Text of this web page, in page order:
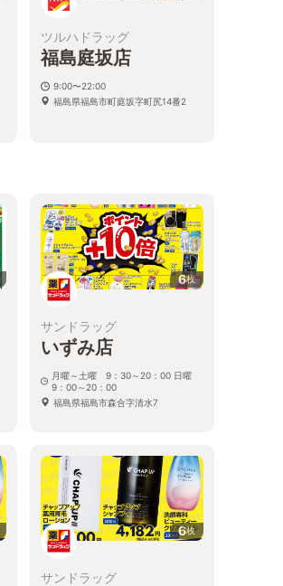
ツルハドラッグ
福島庭坂店
9:00〜22:00
福島県福島市町庭坂字町尻14番2
6枚
サンドラッグ
いずみ店
月曜～土曜 9：30～20：00 日曜
9：00～20：00
福島県福島市森合字清水7
6枚
サンドラッグ